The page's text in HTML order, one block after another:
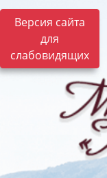
Версия сайта
для
слабовидящих